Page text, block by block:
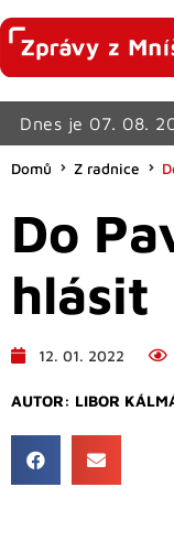
Dnes je 07. 08.
Domů Z radnice
Do
hlásit
12. 01. 2022
AUTOR: LIBOR